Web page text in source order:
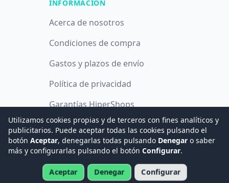
INFORMACIÓN
Acerca de nosotros
Condiciones de compra
Gastos y plazos de envío
Política de privacidad
Garantías HiperShops
Política de cookies
© 2008 -2026Hogar Digital e Inmótica Ingenieros, S.L.
Utilizamos cookies propias y de terceros con fines analíticos y
publicitarios. Puede aceptar todas las cookies pulsando el
botón Aceptar, denegarlas todas pulsando Denegar o saber
más y configurarlas pulsando el botón Configurar.
Aceptar Denegar Configurar